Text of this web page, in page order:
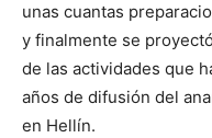
unas cuantas
y finalmente se
de las actividades que
años de difusión del
en Hellín.